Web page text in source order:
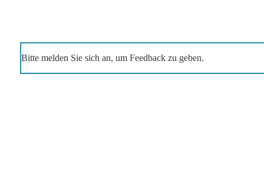
Bitte melden Sie sich an, um Feedback zu geben.